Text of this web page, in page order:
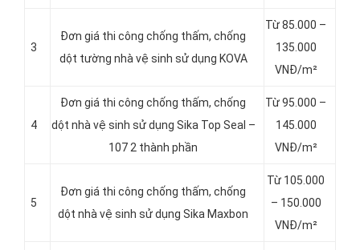
3
Đơn giá thi công chống thấm, chống
dột tường nhà vệ sinh sử dụng KOVA
Từ 85.000 –
135.000
VNĐ/m²
4
Đơn giá thi công chống thấm, chống
dột nhà vệ sinh sử dụng Sika Top Seal –
107 2 thành phần
Từ 95.000 –
145.000
VNĐ/m²
5
Đơn giá thi công chống thấm, chống
dột nhà vệ sinh sử dụng Sika Maxbon
Từ 105.000
– 150.000
VNĐ/m²